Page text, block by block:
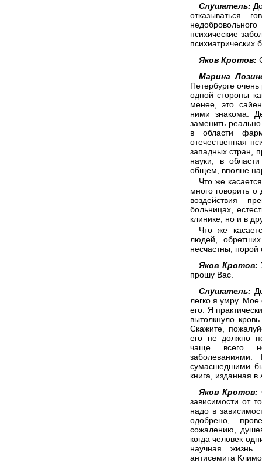
Слушатель:
отказываться
психические
психиатрических
Яков Кротов:
Марина
Петербурге
одной стороны
менее, это
ними знакома.
заменить
в области
отечественная
западных стран,
науки, в
общем, вполне
Что же
много говорить
воздействия
больницах,
клинике, но и в
Что же
людей,
несчастны, порой
Яков Кротов:
прошу Вас.
Слушатель:
легко я умру. Мое
его. Я
вытолкнуло
Скажите,
его не должно
чаще всего
сумасшедшими
книга, изданная
Яков Кротов:
зависимости от
надо в
одобрено,
сожалению,
когда человек
научная жизнь.
антисемита